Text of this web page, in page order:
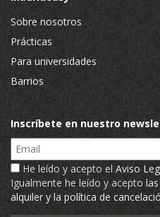
Sobre nosotros
Prácticas
Para universidades
Barrios
Inscríbete en nuestro
Email
He leído y acepto el Aviso
Igualmente he leído y acepto
alquiler y la política de